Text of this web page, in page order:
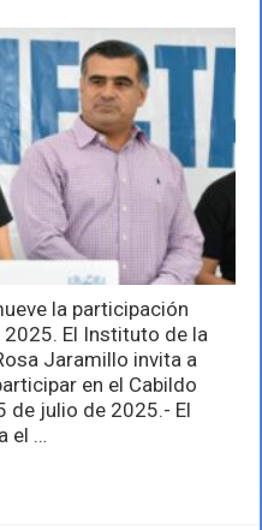
la participación
El Instituto de la
Jaramillo invita a
en el Cabildo
de julio de 2025.- El
el …